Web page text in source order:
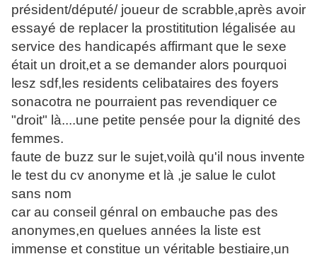
président/député/ joueur de scrabble,après avoir
essayé de replacer la prostititution légalisée au
service des handicapés affirmant que le sexe
était un droit,et a se demander alors pourquoi
lesz sdf,les residents celibataires des foyers
sonacotra ne pourraient pas revendiquer ce
"droit" là....une petite pensée pour la dignité des
femmes.
faute de buzz sur le sujet,voilà qu'il nous invente
le test du cv anonyme et là ,je salue le culot
sans nom
car au conseil génral on embauche pas des
anonymes,en quelues années la liste est
immense et constitue un véritable bestiaire,un